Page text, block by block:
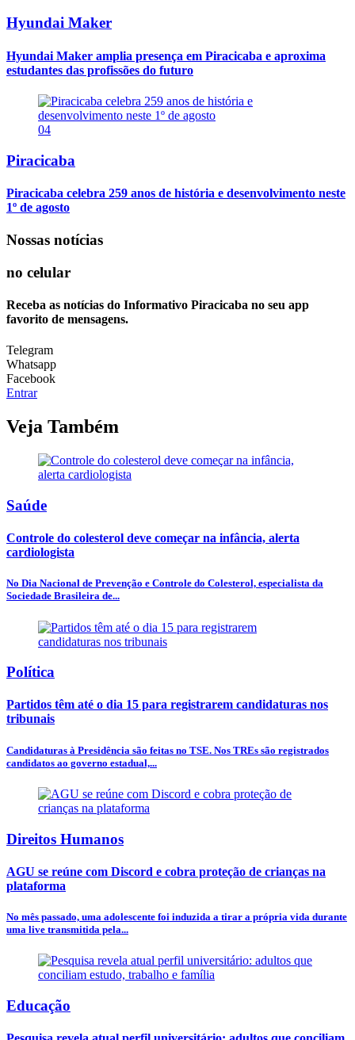
Hyundai Maker
Hyundai Maker amplia presença em Piracicaba e aproxima
estudantes das profissões do futuro
04
Piracicaba
Piracicaba celebra 259 anos de história e desenvolvimento neste
1º de agosto
Nossas notícias
no celular
Receba as notícias do Informativo Piracicaba no seu app
favorito de mensagens.
Telegram
Whatsapp
Facebook
Entrar
Veja Também
Saúde
Controle do colesterol deve começar na infância, alerta
cardiologista
No Dia Nacional de Prevenção e Controle do Colesterol, especialista da
Sociedade Brasileira de...
Política
Partidos têm até o dia 15 para registrarem candidaturas nos
tribunais
Candidaturas à Presidência são feitas no TSE. Nos TREs são registrados
candidatos ao governo estadual,...
Direitos Humanos
AGU se reúne com Discord e cobra proteção de crianças na
plataforma
No mês passado, uma adolescente foi induzida a tirar a própria vida durante
uma live transmitida pela...
Educação